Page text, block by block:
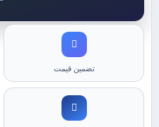
تضمین قیمت